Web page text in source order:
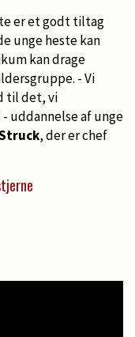
er et godt tiltag
unge heste kan
kan drage
- Vi
til det, vi
uddannelse af unge
, der er chef